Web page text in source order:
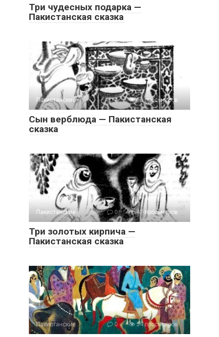
Три чудесных подарка —
Пакистанская сказка
Пакистанские 0 66 просмотров
Сын верблюда — Пакистанская
сказка
Пакистанские 0 47 просмотров
Три золотых кирпича —
Пакистанская сказка
Пакистанские 0 54 просмотров